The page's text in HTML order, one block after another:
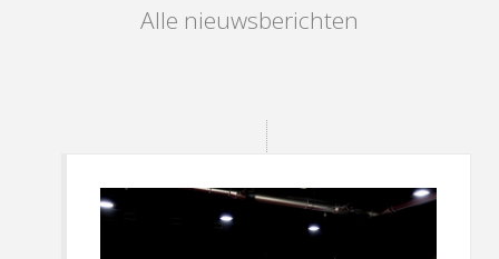
Alle nieuwsberichten